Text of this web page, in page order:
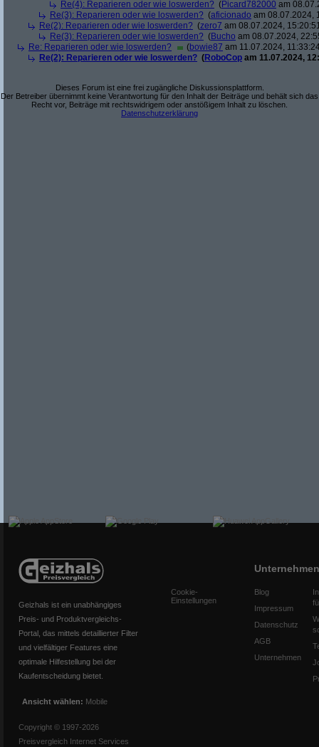
Re(4): Reparieren oder wie loswerden? (Picard782000 am
Re(3): Reparieren oder wie loswerden? (aficionado am 08.07.2024,
Re(2): Reparieren oder wie loswerden? (zero7 am 08.07.2024,
Re(3): Reparieren oder wie loswerden? (Bucho am 08.07.2024,
Re: Reparieren oder wie loswerden?
(bowie87 am 11.07.2024,
Re(2): Reparieren oder wie loswerden? (RoboCop am 11.07.2024,
Dieses Forum ist eine frei zugängliche Diskussionsplattform.
Der Betreiber übernimmt keine Verantwortung für den Inhalt der Beiträge und behält sich das
Recht vor, Beiträge mit rechtswidrigem oder anstößigem Inhalt zu löschen.
Datenschutzerklärung
Geizhals ist ein unabhängiges
Preis- und Produktvergleichs-
Portal, das mittels detaillierter Filter
und vielfältiger Features eine
optimale Hilfestellung bei der
Kaufentscheidung bietet.
Ansicht wählen: Mobile
Copyright © 1997-2026
Preisvergleich Internet Services
Cookie-
Einstellungen
Unternehmen
Blog
Impressum
Datenschutz
AGB
Unternehmen